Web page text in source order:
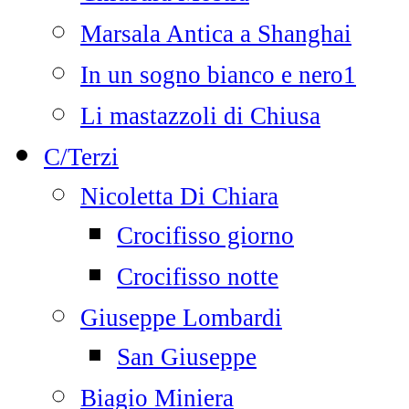
Marsala Antica a Shanghai
In un sogno bianco e nero1
Li mastazzoli di Chiusa
C/Terzi
Nicoletta Di Chiara
Crocifisso giorno
Crocifisso notte
Giuseppe Lombardi
San Giuseppe
Biagio Miniera